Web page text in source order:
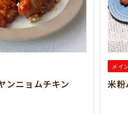
ンニョムチキン
メイ
米